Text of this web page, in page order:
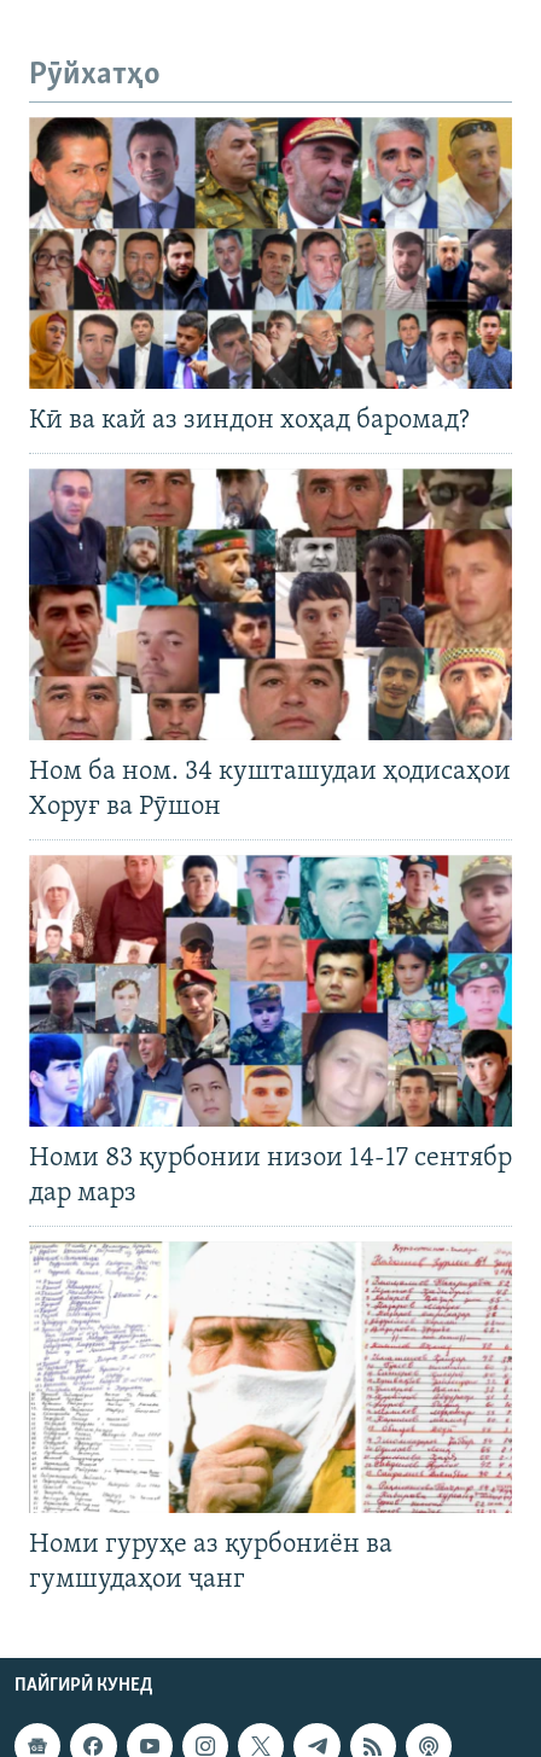
Рӯйхатҳо
Кӣ ва кай аз зиндон хоҳад баромад?
Ном ба ном. 34 кушташудаи ҳодисаҳои
Хоруғ ва Рӯшон
Номи 83 қурбонии низои 14-17 сентябр
дар марз
Номи гуруҳе аз қурбониён ва
гумшудаҳои ҷанг
ПАЙГИРӢ КУНЕД